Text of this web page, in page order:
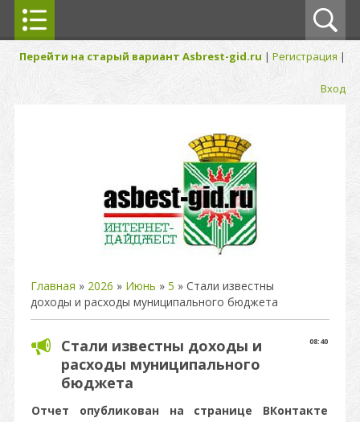
Перейти на старый вариант Asbrest-gid.ru | Регистрация |
Вход
Главная » 2026 » Июнь » 5 » Стали известны
доходы и расходы муниципального бюджета
08:40
Стали известны доходы и
расходы муниципального
бюджета
Отчет опубликован на странице ВКонтакте